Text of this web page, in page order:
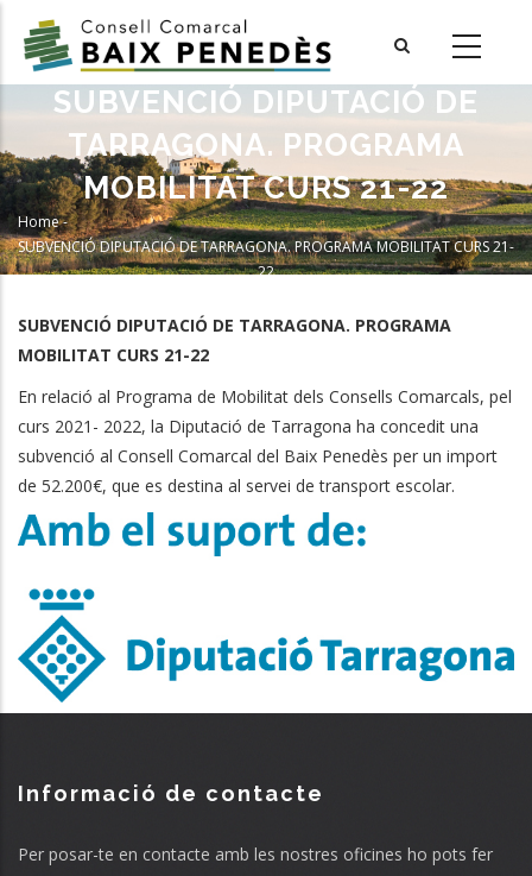
main
contentSUBVENCIÓ DIPUTACIÓ DE
TARRAGONA. PROGRAMA
MOBILITAT CURS 21-22
Breadcrumb
Home-
SUBVENCIÓ DIPUTACIÓ DE TARRAGONA. PROGRAMA MOBILITAT CURS 21-
22
SUBVENCIÓ DIPUTACIÓ DE TARRAGONA. PROGRAMA
MOBILITAT CURS 21-22
En relació al Programa de Mobilitat dels Consells Comarcals, pel
curs 2021- 2022, la Diputació de Tarragona ha concedit una
subvenció al Consell Comarcal del Baix Penedès per un import
de 52.200€, que es destina al servei de transport escolar.
Informació de contacte
Per posar-te en contacte amb les nostres oficines ho pots fer